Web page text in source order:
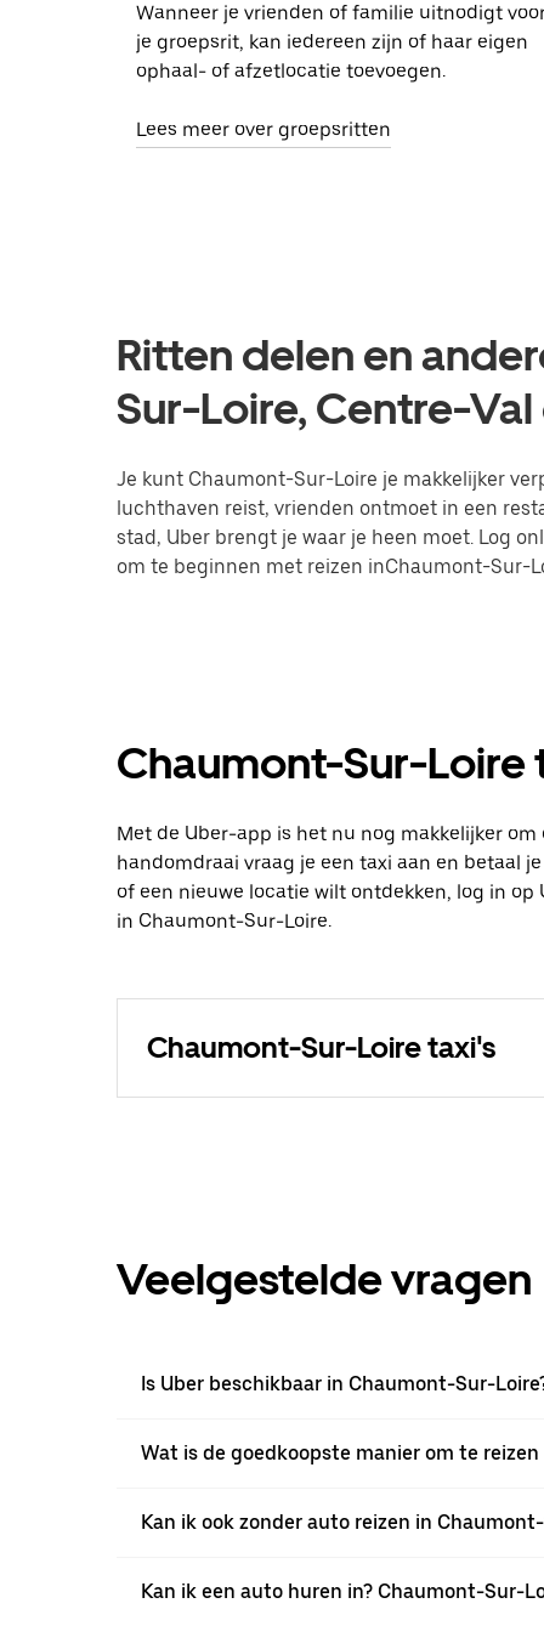
Wanneer je vrienden of familie uitnodigt
je groepsrit, kan iedereen zijn of haar eigen
ophaal- of afzetlocatie toevoegen.
Lees meer over groepsritten
Ritten delen en
Sur-Loire, Centre-
Je kunt Chaumont-Sur-Loire je makkelijker
luchthaven reist, vrienden ontmoet in een
stad, Uber brengt je waar je heen moet. Log
om te beginnen met reizen inChaumont-Sur-
Chaumont-Sur-Loire
Met de Uber-app is het nu nog makkelijker
handomdraai vraag je een taxi aan en betaal
of een nieuwe locatie wilt ontdekken, log in
in Chaumont-Sur-Loire.
Chaumont-Sur-Loire taxi's
Veelgestelde vragen
Is Uber beschikbaar in Chaumont-Sur-
Wat is de goedkoopste manier om te
Kan ik ook zonder auto reizen in
Kan ik een auto huren in? Chaumont-Sur-